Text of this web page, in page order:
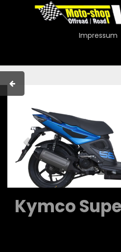
Impressum
Previous
Kymco